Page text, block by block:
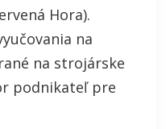
Hora).
na
na strojárske
podnikateľ pre